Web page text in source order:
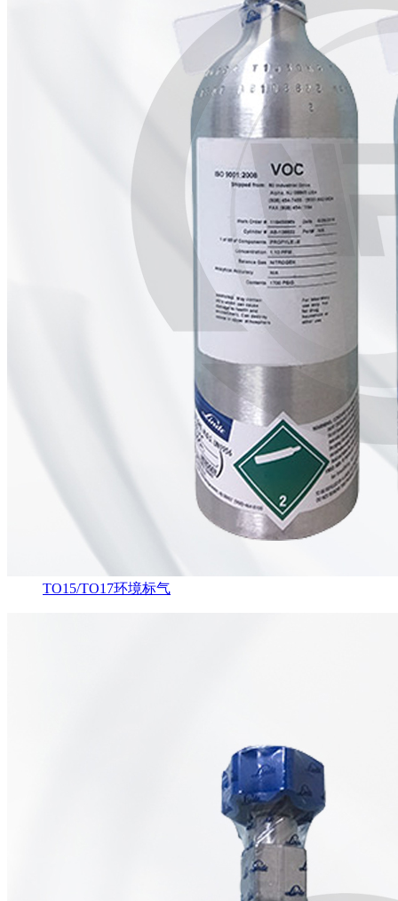
TO15/TO17环境标气